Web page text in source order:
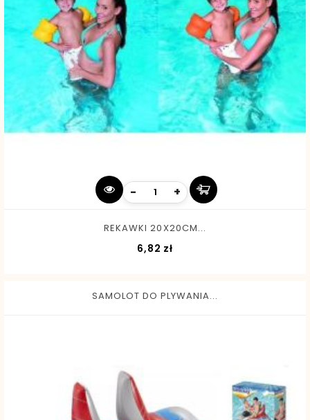
- +
REKAWKI 20X20CM...
6,82 zł
SAMOLOT DO PLYWANIA...